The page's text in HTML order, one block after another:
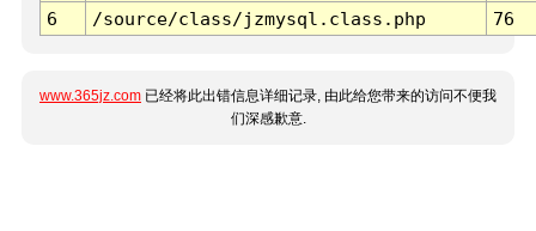
6
/source/class/jzmysql.class.php 76
www.365jz.com 已经将此出错信息详细记录, 由此给您带来的访问不便我
们深感歉意.